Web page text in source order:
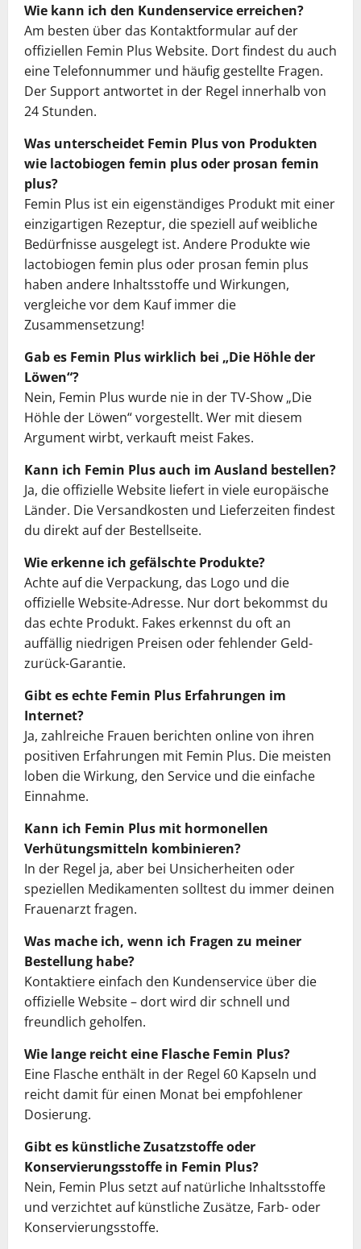
Wie kann ich den Kundenservice erreichen?
Am besten über das Kontaktformular auf der
offiziellen Femin Plus Website. Dort findest du auch
eine Telefonnummer und häufig gestellte Fragen.
Der Support antwortet in der Regel innerhalb von
24 Stunden.
Was unterscheidet Femin Plus von Produkten
wie lactobiogen femin plus oder prosan femin
plus?
Femin Plus ist ein eigenständiges Produkt mit einer
einzigartigen Rezeptur, die speziell auf weibliche
Bedürfnisse ausgelegt ist. Andere Produkte wie
lactobiogen femin plus oder prosan femin plus
haben andere Inhaltsstoffe und Wirkungen,
vergleiche vor dem Kauf immer die
Zusammensetzung!
Gab es Femin Plus wirklich bei „Die Höhle der
Löwen“?
Nein, Femin Plus wurde nie in der TV-Show „Die
Höhle der Löwen“ vorgestellt. Wer mit diesem
Argument wirbt, verkauft meist Fakes.
Kann ich Femin Plus auch im Ausland bestellen?
Ja, die offizielle Website liefert in viele europäische
Länder. Die Versandkosten und Lieferzeiten findest
du direkt auf der Bestellseite.
Wie erkenne ich gefälschte Produkte?
Achte auf die Verpackung, das Logo und die
offizielle Website-Adresse. Nur dort bekommst du
das echte Produkt. Fakes erkennst du oft an
auffällig niedrigen Preisen oder fehlender Geld-
zurück-Garantie.
Gibt es echte Femin Plus Erfahrungen im
Internet?
Ja, zahlreiche Frauen berichten online von ihren
positiven Erfahrungen mit Femin Plus. Die meisten
loben die Wirkung, den Service und die einfache
Einnahme.
Kann ich Femin Plus mit hormonellen
Verhütungsmitteln kombinieren?
In der Regel ja, aber bei Unsicherheiten oder
speziellen Medikamenten solltest du immer deinen
Frauenarzt fragen.
Was mache ich, wenn ich Fragen zu meiner
Bestellung habe?
Kontaktiere einfach den Kundenservice über die
offizielle Website – dort wird dir schnell und
freundlich geholfen.
Wie lange reicht eine Flasche Femin Plus?
Eine Flasche enthält in der Regel 60 Kapseln und
reicht damit für einen Monat bei empfohlener
Dosierung.
Gibt es künstliche Zusatzstoffe oder
Konservierungsstoffe in Femin Plus?
Nein, Femin Plus setzt auf natürliche Inhaltsstoffe
und verzichtet auf künstliche Zusätze, Farb- oder
Konservierungsstoffe.